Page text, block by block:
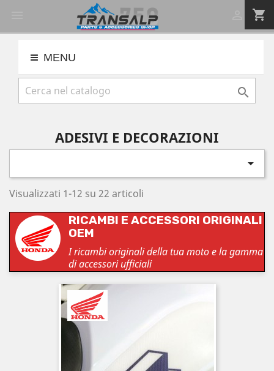
shopping_cart
MENU

ADESIVI E DECORAZIONI

Visualizzati 1-12 su 22 articoli
RICAMBI E ACCESSORI ORIGINALI
OEM
I ricambi originali della tua moto e la gamma
di accessori ufficiali